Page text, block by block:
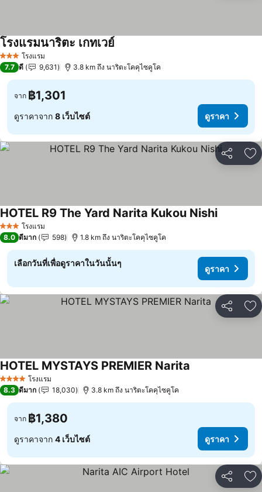
3 ดาว โรงแรม
โรงแรมนาริตะ เกทเวย์
7.7 ดี 9,631 3.8 km ถึง นาริตะโคคุไซคูโค
จาก ฿1,301
ดูราคาจาก 8 เว็บไซต์ ดูราคา
แชร์ เ
3 ดาว โรงแรม
HOTEL R9 The Yard Narita Kukou Nishiดูราคา
8.0 ดีมาก 598 1.8 km ถึง นาริตะโคคุไซคูโค
เลือกวันที่เพื่อดูราคาในวันนั้นๆ
ดูราคา
แชร์ เ
4 ดาว โรงแรม
HOTEL MYSTAYS PREMIER Narita
8.3 ดีมาก 18,030 3.8 km ถึง นาริตะโคคุไซคูโค
จาก ฿1,380
ดูราคาจาก 4 เว็บไซต์ ดูราคา
แชร์ เ